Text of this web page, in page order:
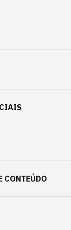
CONTEÚDO